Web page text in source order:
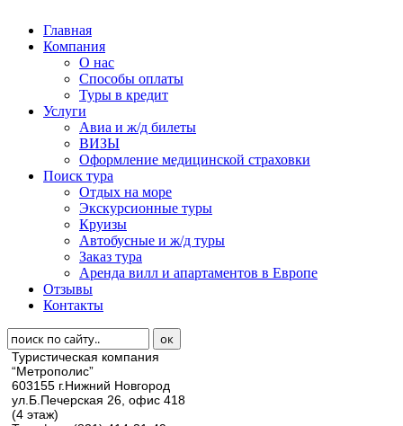
Главная
Компания
О нас
Способы оплаты
Туры в кредит
Услуги
Авиа и ж/д билеты
ВИЗЫ
Оформление медицинской страховки
Поиск тура
Отдых на море
Экскурсионные туры
Круизы
Автобусные и ж/д туры
Заказ тура
Аренда вилл и апартаментов в Европе
Отзывы
Контакты
Туристическая компания
“Метрополис”
603155 г.Нижний Новгород
ул.Б.Печерская 26, офис 418
(4 этаж)